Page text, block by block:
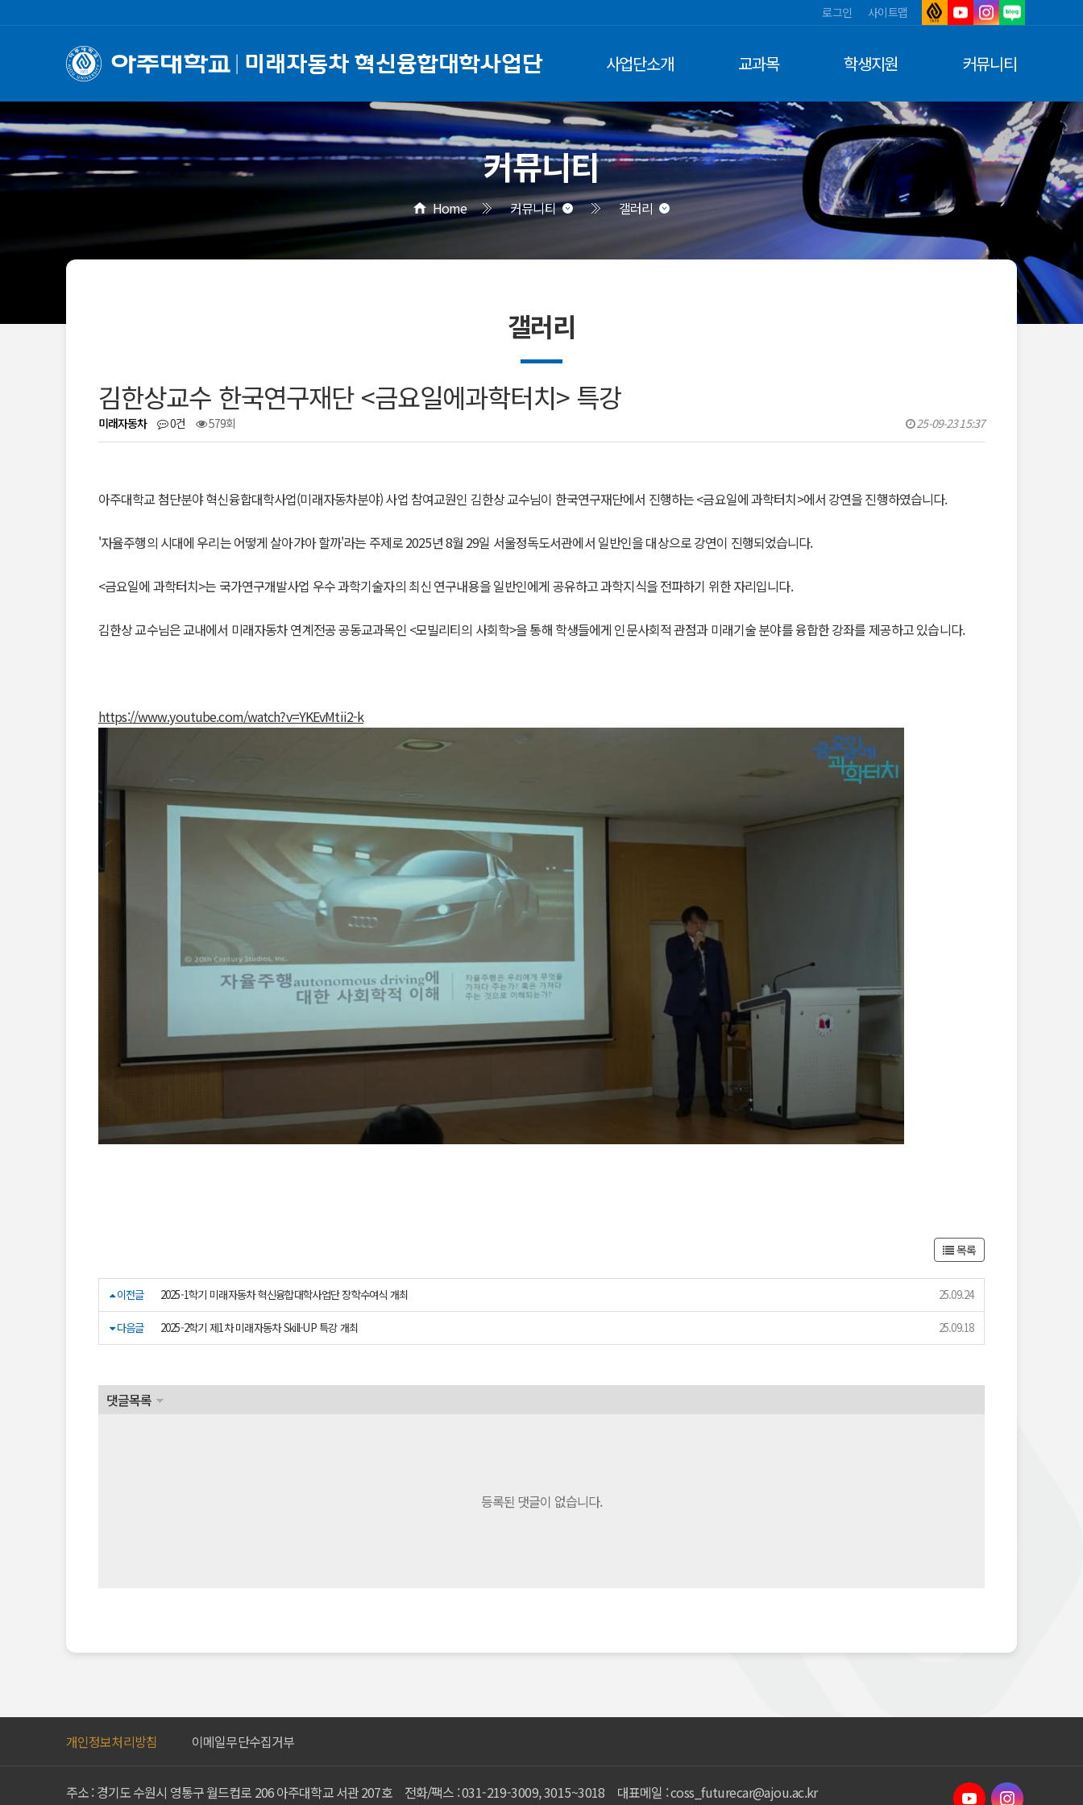
로그인 사이트맵
아 유 인
타
그
네
버
블
사업단소개 교과목 학생지원 커뮤니티
커뮤니티
Home 커뮤니티 갤러리
갤러리
김한상교수 한국연구재단 <금요일에과학터치> 특강
미래자동차 0건 579회 25-09-23 15:37
아주대학교 첨단분야 혁신융합대학사업(미래자동차분야) 사업 참여교원인 김한상 교수님이 한국연구재단에서 진행하는 <금요일에 과학터치>에서 강연을 진행하였습니다.
'자율주행의 시대에 우리는 어떻게 살아갸아 할까'라는 주제로 2025년 8월 29일 서울정독도서관에서 일반인을 대상으로 강연이 진행되었습니다.
<금요일에 과학터치>는 국가연구개발사업 우수 과학기술자의 최신 연구내용을 일반인에게 공유하고 과학지식을 전파하기 위한 자리입니다.
김한상 교수님은 교내에서 미래자동차 연계전공 공동교과목인 <모빌리티의 사회학>을 통해 학생들에게 인문사회적 관점과 미래기술 분야를 융합한 강좌를 제공하고 있습니다.
https://www.youtube.com/watch?v=YKEvMtii2-k
목록
이전글 2025-1학기 미래자동차 혁신융합대학사업단 장학수여식 개최 25.09.24
다음글 2025-2학기 제1차 미래자동차 Skill-UP 특강 개최 25.09.18
댓글목록
등록된 댓글이 없습니다.
개인정보처리방침 이메일무단수집거부
주소 : 경기도 수원시 영통구 월드컵로 206 아주대학교 서관 207호 전화/팩스 :031-219-3009, 3015~3018 대표메일 :coss_futurecar@ajou.ac.kr